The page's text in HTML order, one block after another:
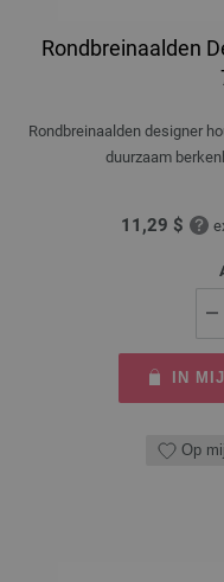
Rondbreinaalden
Rondbreinaalden designer
duurzaam
11,29 $
IN
Op